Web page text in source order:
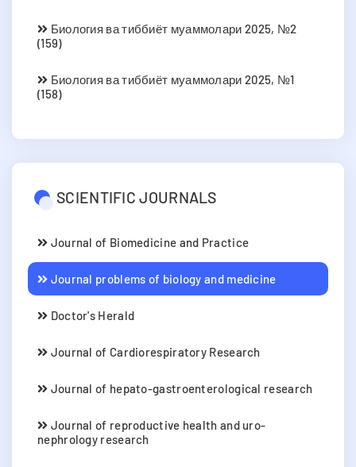
Биология ва тиббиёт муаммолари 2025, №2
(159)
Биология ва тиббиёт муаммолари 2025, №1
(158)
SCIENTIFIC JOURNALS
Journal of Biomedicine and Practice
Journal problems of biology and medicine
Doctor's Herald
Journal of Cardiorespiratory Research
Journal of hepato-gastroenterological research
Journal of reproductive health and uro-
nephrology research